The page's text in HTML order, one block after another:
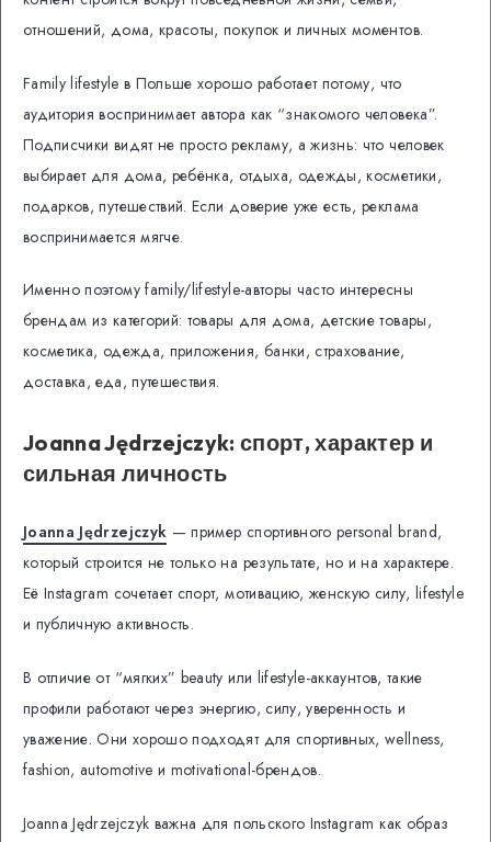
отношений, дома, красоты, покупок и личных моментов.
Family lifestyle в Польше хорошо работает потому, что
аудитория воспринимает автора как “знакомого человека”.
Подписчики видят не просто рекламу, а жизнь: что человек
выбирает для дома, ребёнка, отдыха, одежды, косметики,
подарков, путешествий. Если доверие уже есть, реклама
воспринимается мягче.
Именно поэтому family/lifestyle-авторы часто интересны
брендам из категорий: товары для дома, детские товары,
косметика, одежда, приложения, банки, страхование,
доставка, еда, путешествия.
Joanna Jędrzejczyk: спорт, характер и
сильная личность
Joanna Jędrzejczyk — пример спортивного personal brand,
который строится не только на результате, но и на характере.
Её Instagram сочетает спорт, мотивацию, женскую силу, lifestyle
и публичную активность.
В отличие от “мягких” beauty или lifestyle-аккаунтов, такие
профили работают через энергию, силу, уверенность и
уважение. Они хорошо подходят для спортивных, wellness,
fashion, automotive и motivational-брендов.
Joanna Jędrzejczyk важна для польского Instagram как образ